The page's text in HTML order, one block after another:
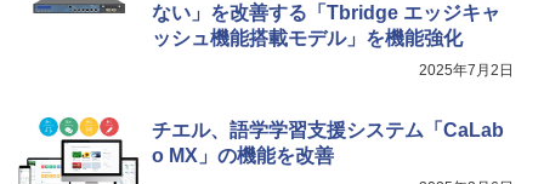
ない」を改善する「Tbridge エッジキャ
ッシュ機能搭載モデル」を機能強化
2025年7月2日
チエル、語学学習支援システム「CaLab
o MX」の機能を改善